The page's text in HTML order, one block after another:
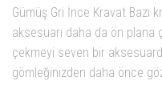
Gümüş Gri İnce Kravat Bazı
aksesuarı daha da ön plana
çekmeyi seven bir
gömleğinizden daha önce